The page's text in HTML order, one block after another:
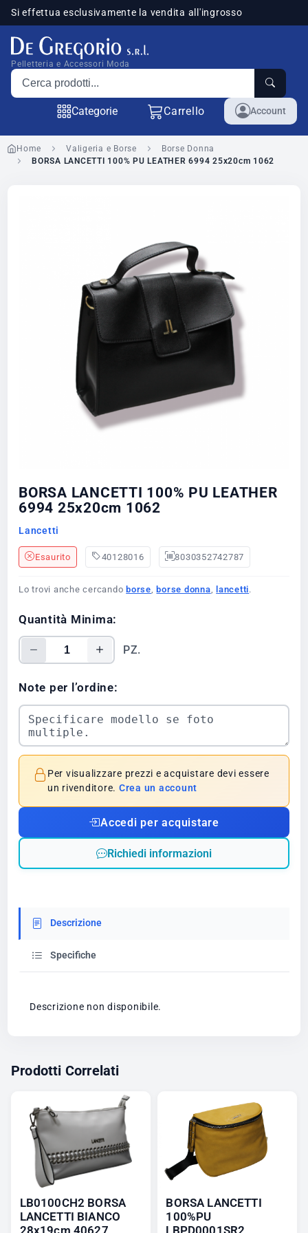
Si effettua esclusivamente la vendita all'ingrosso
Pelletteria e Accessori Moda
Cerca prodotti
Categorie Carrello Account
Home Valigeria e Borse
Borse Donna
BORSA LANCETTI 100% PU LEATHER 6994 25x20cm 1062
BORSA LANCETTI 100% PU LEATHER
6994 25x20cm 1062
Lancetti
Esaurito 40128016 8030352742787
Lo trovi anche cercandoborse ,borse donna ,lancetti.
Quantità Minima:
PZ.
Note per l’ordine:
Per visualizzare prezzi e acquistare devi essere
un rivenditore. Crea un account
Accedi per acquistare
Richiedi informazioni
Descrizione
Specifiche
Descrizione non disponibile.
Prodotti Correlati
LB0100CH2 BORSA
LANCETTI BIANCO
28x19cm 40627
BORSA LANCETTI
100%PU
LBPD0001SR2